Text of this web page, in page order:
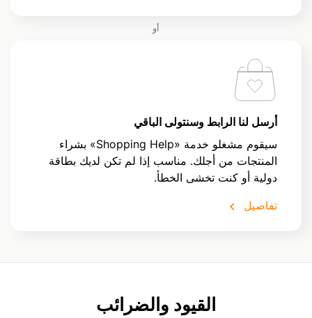
أو
أرسل لنا الرابط وسنتولى الباقي
سيقوم مشغلو خدمة «Shopping Help» بشراء
المنتجات من أجلك. مناسب إذا لم تكن لديك بطاقة
دولية أو كنت تخشى الخطأ.
تفاصيل
القيود والضرائب